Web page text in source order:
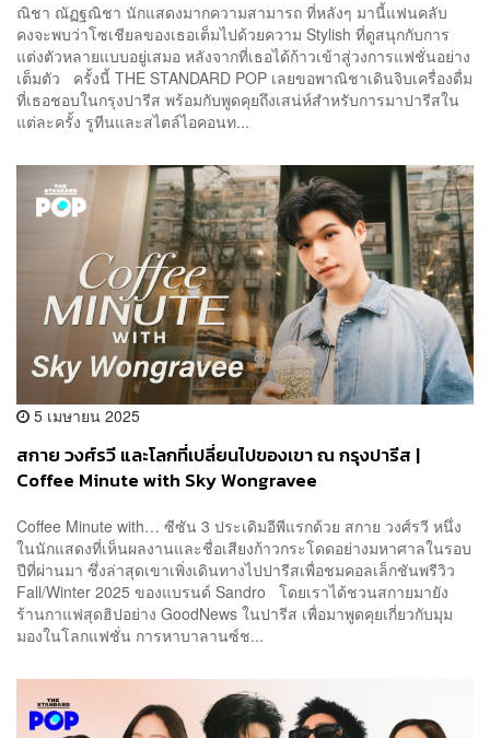
ณิชา ณัฏฐณิชา นักแสดงมากความสามารถ ที่หลังๆ มานี้แฟนคลับ
คงจะพบว่าโซเชียลของเธอเต็มไปด้วยความ Stylish ที่ดูสนุกกับการ
แต่งตัวหลายแบบอยู่เสมอ หลังจากที่เธอได้ก้าวเข้าสู่วงการแฟชั่นอย่าง
เต็มตัว ครั้งนี้ THE STANDARD POP เลยขอพาณิชาเดินจิบเครื่องดื่ม
ที่เธอชอบในกรุงปารีส พร้อมกับพูดคุยถึงเสน่ห์สำหรับการมาปารีสใน
แต่ละครั้ง รูทีนและสไตล์ไอคอนท...
5 เมษายน 2025
สกาย วงศ์รวี และโลกที่เปลี่ยนไปของเขา ณ กรุงปารีส |
Coffee Minute with Sky Wongravee
Coffee Minute with… ซีซัน 3 ประเดิมอีพีแรกด้วย สกาย วงศ์รวี หนึ่ง
ในนักแสดงที่เห็นผลงานและชื่อเสียงก้าวกระโดดอย่างมหาศาลในรอบ
ปีที่ผ่านมา ซึ่งล่าสุดเขาเพิ่งเดินทางไปปารีสเพื่อชมคอลเล็กชันพรีวิว
Fall/Winter 2025 ของแบรนด์ Sandro โดยเราได้ชวนสกายมายัง
ร้านกาแฟสุดฮิปอย่าง GoodNews ในปารีส เพื่อมาพูดคุยเกี่ยวกับมุม
มองในโลกแฟชั่น การหาบาลานซ์ช...